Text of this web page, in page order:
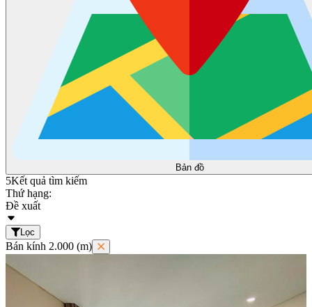
Bản đồ
5Kết quả tìm kiếm
Thứ hạng:
Đề xuất
Lọc
Bán kính 2.000 (m)